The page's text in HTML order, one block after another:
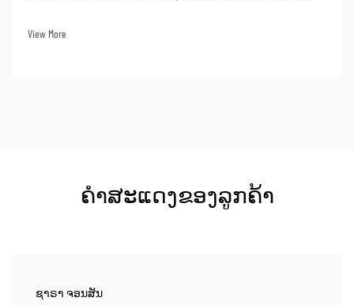
View More
ຄຳສະແດງຂອງລູກຄ້າ
ຊາຣາ ຈອນສັນ